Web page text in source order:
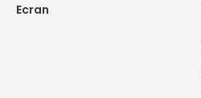
Ecran